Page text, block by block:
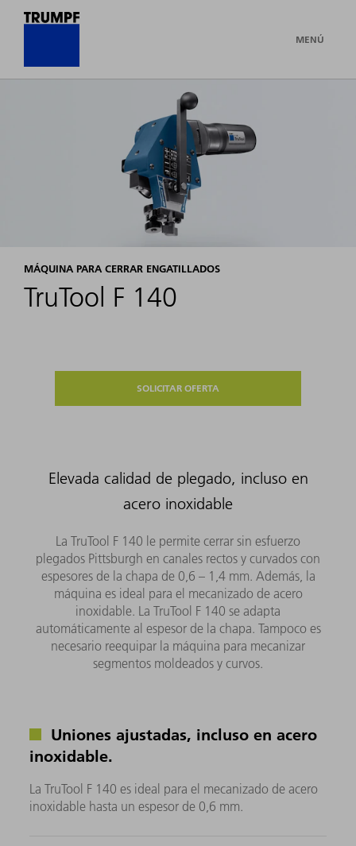
MENÚ
MÁQUINA PARA CERRAR ENGATILLADOS
TruTool F 140
SOLICITAR OFERTA
Elevada calidad de plegado, incluso en
acero inoxidable
La TruTool F 140 le permite cerrar sin esfuerzo
plegados Pittsburgh en canales rectos y curvados con
espesores de la chapa de 0,6 – 1,4 mm. Además, la
máquina es ideal para el mecanizado de acero
inoxidable. La TruTool F 140 se adapta
automáticamente al espesor de la chapa. Tampoco es
necesario reequipar la máquina para mecanizar
segmentos moldeados y curvos.
Uniones ajustadas, incluso en acero
inoxidable.
La TruTool F 140 es ideal para el mecanizado de acero
inoxidable hasta un espesor de 0,6 mm.